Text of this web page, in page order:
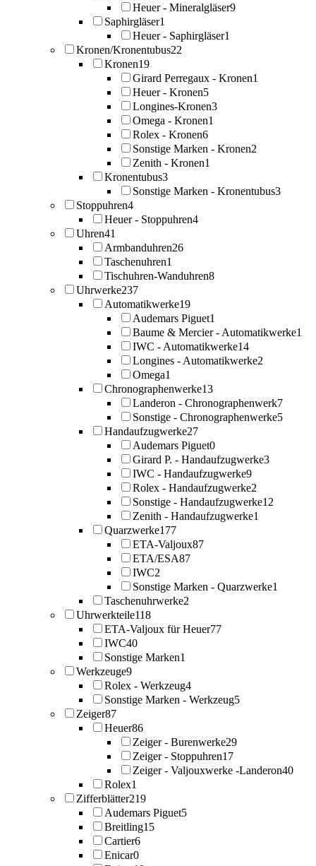
Heuer - Mineralgläser9
Saphirgläser1
Heuer - Saphirgläser1
Kronen/Kronentubus22
Kronen19
Girard Perregaux - Kronen1
Heuer - Kronen5
Longines-Kronen3
Omega - Kronen1
Rolex - Kronen6
Sonstige Marken - Kronen2
Zenith - Kronen1
Kronentubus3
Sonstige Marken - Kronentubus3
Stoppuhren4
Heuer - Stoppuhren4
Uhren41
Armbanduhren26
Taschenuhren1
Tischuhren-Wanduhren8
Uhrwerke237
Automatikwerke19
Audemars Piguet1
Baume & Mercier - Automatikwerke1
IWC - Automatikwerke14
Longines - Automatikwerke2
Omega1
Chronographenwerke13
Landeron - Chronographenwerk7
Sonstige - Chronographenwerke5
Handaufzugwerke27
Audemars Piguet0
Girard P. - Handaufzugwerke3
IWC - Handaufzugwerke9
Rolex - Handaufzugwerke2
Sonstige - Handaufzugwerke12
Zenith - Handaufzugwerke1
Quarzwerke177
ETA-Valjoux87
ETA/ESA87
IWC2
Sonstige Marken - Quarzwerke1
Taschenuhrwerke2
Uhrwerkteile118
ETA-Valjoux für Heuer77
IWC40
Sonstige Marken1
Werkzeuge9
Rolex - Werkzeug4
Sonstige Marken - Werkzeug5
Zeiger87
Heuer86
Zeiger - Burenwerke29
Zeiger - Stoppuhren17
Zeiger - Valjouxwerke -Landeron40
Rolex1
Zifferblätter219
Audemars Piguet5
Breitling15
Cartier6
Enicar0